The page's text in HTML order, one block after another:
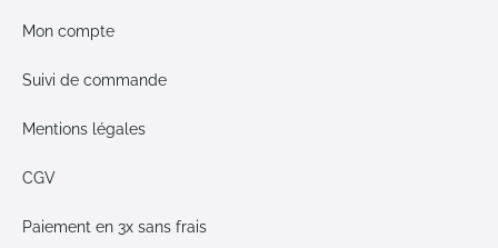
Mon compte
Suivi de commande
Mentions légales
CGV
Paiement en 3x sans frais